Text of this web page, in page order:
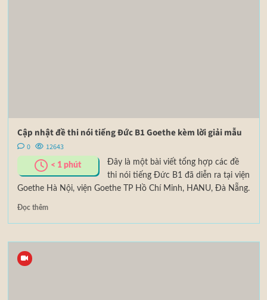
Cập nhật đề thi nói tiếng Đức B1 Goethe kèm lời giải mẫu
0 12643
< 1 phút
Đây là một bài viết tổng hợp các đề
thi nói tiếng Đức B1 đã diễn ra tại viện
Goethe Hà Nội, viện Goethe TP Hồ Chí Minh, HANU, Đà Nẵng.
Đọc thêm